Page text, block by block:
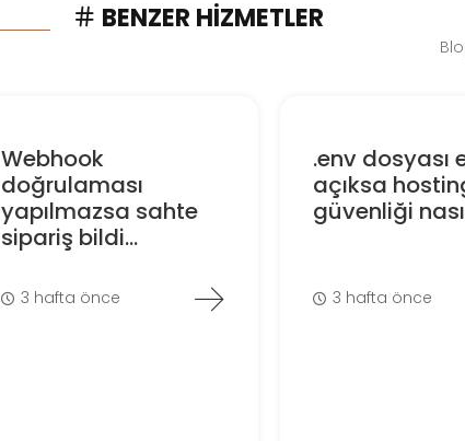
BENZER HIZMETLER
Webhook
doğrulaması
yapılmazsa sahte
sipariş bildi...
3 hafta önce
.env dosyası
açıksa
güvenliği
3 hafta önce